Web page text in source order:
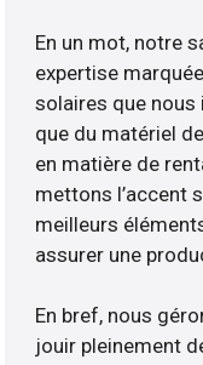
En un mot, notre
expertise
solaires que nous
que du matériel
en matière de
mettons l’accent
meilleurs
assurer une
En bref, nous
jouir pleinement